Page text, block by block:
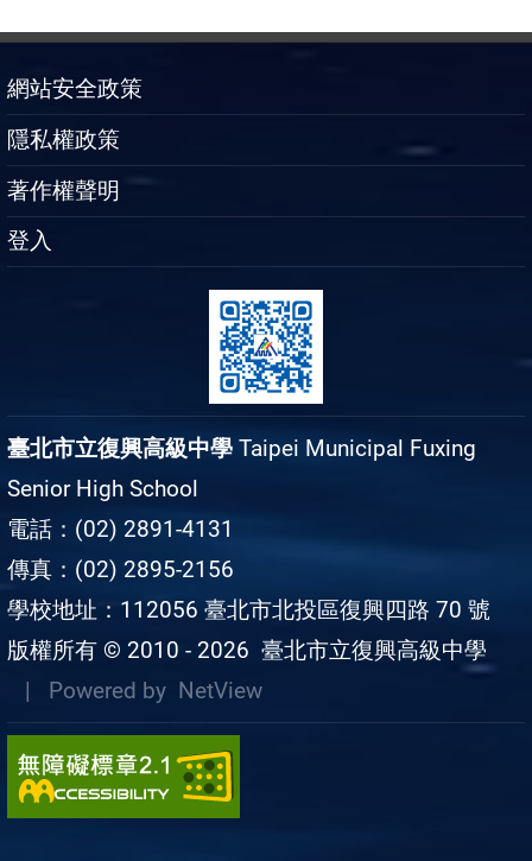
網站安全政策
隱私權政策
著作權聲明
登入
臺北市立復興高級中學 Taipei Municipal Fuxing
Senior High School
電話：(02) 2891-4131
傳真：(02) 2895-2156
學校地址：112056 臺北市北投區復興四路 70 號
版權所有 © 2010 - 2026 臺北市立復興高級中學
| Powered by NetView